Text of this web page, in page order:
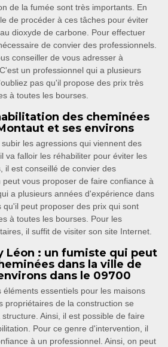
de la fumée sont très importants. En
de procéder à ces tâches pour éviter
dioxyde de carbone. Pour effectuer
de convier des professionnels.
conseiller de vous adresser à
un professionnel qui a plusieurs
pas qu'il propose des prix très
à toutes les bourses.
des cheminées
et ses environs
les agressions qui viennent des
va falloir les réhabiliter pour éviter les
il est conseillé de convier des
peut vous proposer de faire confiance à
a plusieurs années d'expérience dans
qu'il peut proposer des prix qui sont
à toutes les bourses. Pour les
il suffit de visiter son site Internet.
Léon : un fumiste qui peut
dans la ville de
dans le 09700
éléments essentiels pour les maisons
propriétaires de la construction se
Ainsi, il est possible de faire
Pour ce genre d'intervention, il
à un professionnel. Ainsi, on peut